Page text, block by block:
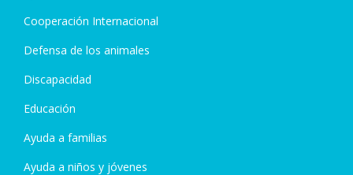
Cooperación Internacional
Defensa de los animales
Discapacidad
Educación
Ayuda a familias
Ayuda a niños y jóvenes